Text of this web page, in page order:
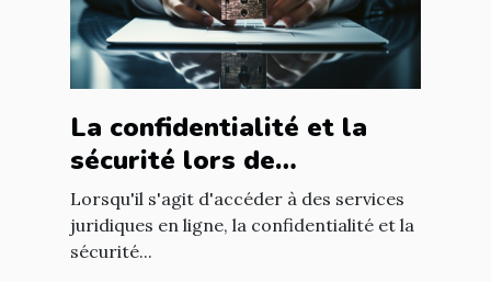
La confidentialité et la
sécurité lors de
l'utilisation d'un avocat en
ligne
Lorsqu'il s'agit d'accéder à des services
juridiques en ligne, la confidentialité et la
sécurité...